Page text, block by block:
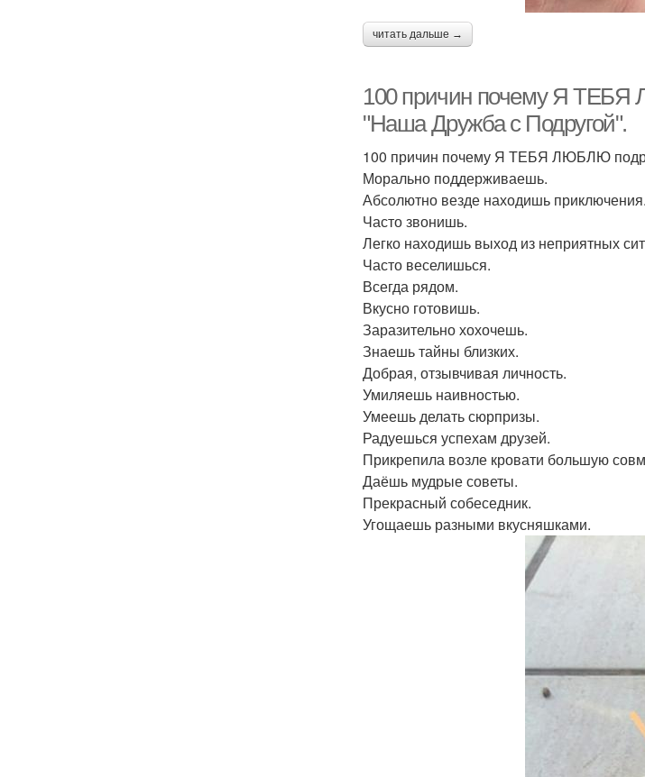
читать дальше →
100 причин почему Я ТЕБЯ
"Наша Дружба с Подругой".
100 причин почему Я ТЕБЯ ЛЮБЛЮ
Морально поддерживаешь.
Абсолютно везде находишь приключения.
Часто звонишь.
Легко находишь выход из неприятных
Часто веселишься.
Всегда рядом.
Вкусно готовишь.
Заразительно хохочешь.
Знаешь тайны близких.
Добрая, отзывчивая личность.
Умиляешь наивностью.
Умеешь делать сюрпризы.
Радуешься успехам друзей.
Прикрепила возле кровати большую
Даёшь мудрые советы.
Прекрасный собеседник.
Угощаешь разными вкусняшками.